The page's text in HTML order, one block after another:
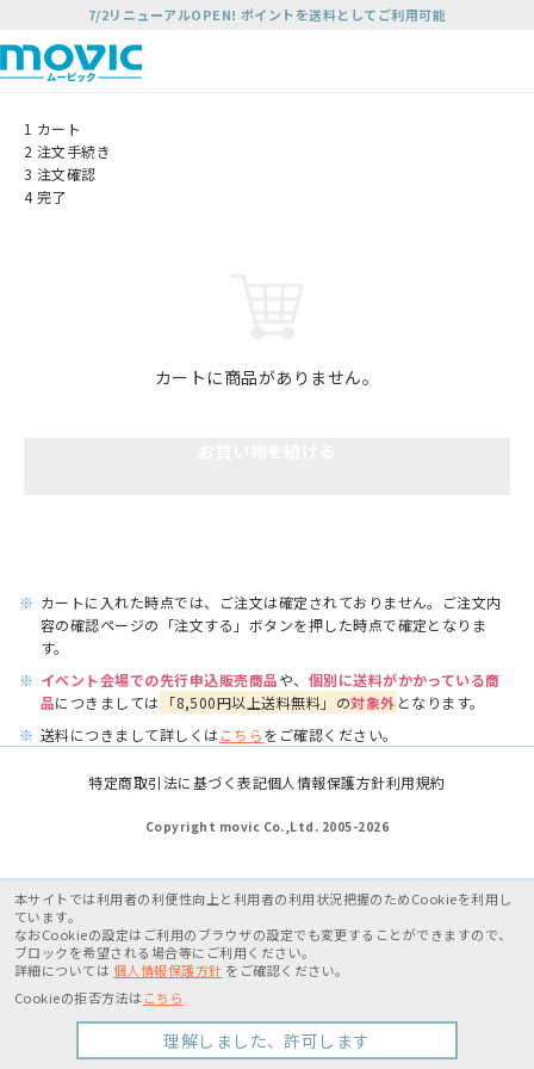
7/2リニューアルOPEN! ポイントを送料としてご利用可能
1 カート
2 注文手続き
3 注文確認
4 完了
カートに商品がありません。
※ カートに入れた時点では、ご注文は確定されておりません。ご注文内
容の確認ページの「注文する」ボタンを押した時点で確定となりま
す。
※ イベント会場での先行申込販売商品や、 個別に送料がかかっている商
品につきましては 「8,500円以上送料無料」の対象外 となります。
※ 送料につきまして詳しくはこちらをご確認ください。
特定商取引法に基づく表記個人情報保護方針利用規約
Copyright movic Co.,Ltd. 2005-2026
本サイトでは利用者の利便性向上と利用者の利用状況把握のためCookieを利用し
ています。
なおCookieの設定はご利用のブラウザの設定でも変更することができますので、
ブロックを希望される場合等にご利用ください。
詳細については 個人情報保護方針 をご確認ください。
Cookieの拒否方法は こちら
理解しました、許可します